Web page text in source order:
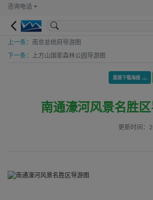
咨询电话
上一条： 南京总统府导游图
下一条： 上方山国家森林公园导游图
直接下载海报
南通濠河风景名胜区
更新时间：